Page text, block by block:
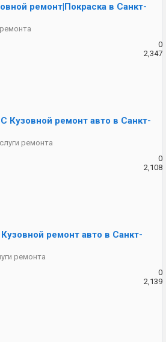
ремонт|Покраска в Санкт-
0
2,347
ремонт авто в Санкт-
ремонта
0
2,108
ремонт авто в Санкт-
ремонта
0
2,139